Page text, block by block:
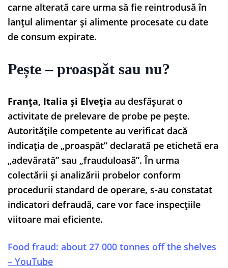
carne alterată care urma să fie reintrodusă în
lanțul alimentar și alimente procesate cu date
de consum expirate.
Pește – proaspăt sau nu?
Franța, Italia și Elveția au desfășurat o
activitate de prelevare de probe pe pește.
Autoritățile competente au verificat dacă
indicația de „proaspăt” declarată pe etichetă era
„adevărată” sau „frauduloasă”. În urma
colectării și analizării probelor conform
procedurii standard de operare, s-au constatat
indicatori defraudă, care vor face inspecțiile
viitoare mai eficiente.
Food fraud: about 27 000 tonnes off the shelves
– YouTube